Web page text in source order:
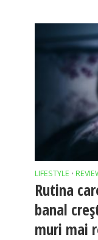
LIFESTYLE •
Rutina
banal
muri mai